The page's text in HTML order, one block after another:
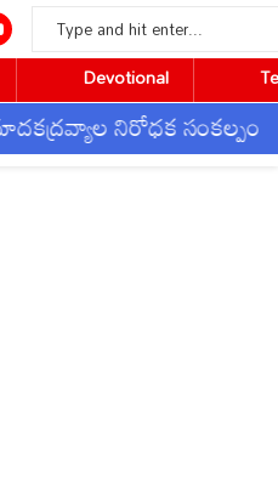
Devotional
నిరోధక సంకల్పం